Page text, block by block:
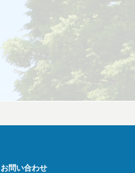
お問い合わせ